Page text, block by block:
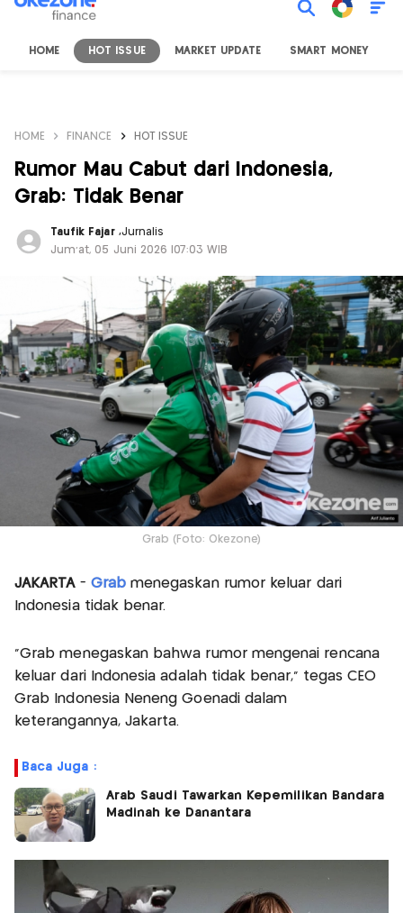
HOME HOT ISSUE MARKET UPDATE SMART MONEY
HOME FINANCE HOT ISSUE
Rumor Mau Cabut dari Indonesia,
Grab: Tidak Benar
Taufik Fajar ,Jurnalis
Jum'at, 05 Juni 2026 |07:03 WIB
Grab (Foto: Okezone)
JAKARTA- Grabmenegaskan rumor keluar dari
Indonesia tidak benar.
"Grab menegaskan bahwa rumor mengenai rencana
keluar dari Indonesia adalah tidak benar," tegas CEO
Grab Indonesia Neneng Goenadi dalam
keterangannya, Jakarta.
Baca Juga :
Arab Saudi Tawarkan Kepemilikan Bandara
Madinah ke Danantara